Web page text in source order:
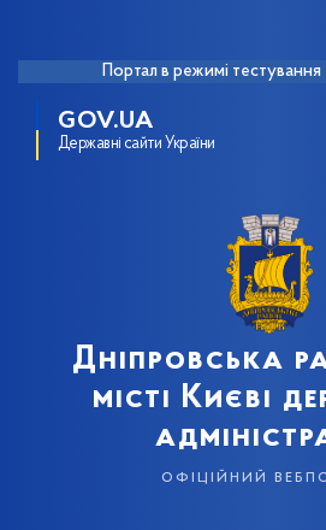
Портал в режимі тестування
GOV.UA
Державні сайти України
Дніпровська
місті Києві
офіційний